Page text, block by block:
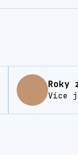
Roky
Více